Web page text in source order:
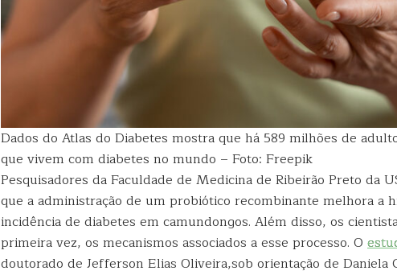
Dados do Atlas do Diabetes mostra que há 589 milhões de
que vivem com diabetes no mundo – Foto: Freepik
Pesquisadores da Faculdade de Medicina de Ribeirão Preto da
que a administração de um probiótico recombinante melhora a
incidência de diabetes em camundongos. Além disso, os
primeira vez, os mecanismos associados a esse processo. O
doutorado de Jefferson Elias Oliveira,sob orientação de Daniela